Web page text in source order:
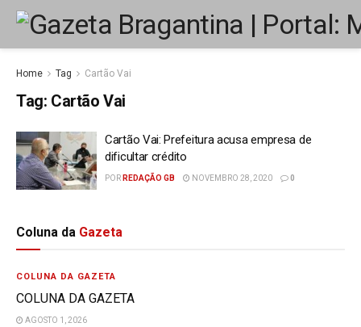
Home Tag Cartão Vai
Tag: Cartão Vai
Cartão Vai: Prefeitura acusa empresa de
dificultar crédito
POR REDAÇÃO GB NOVEMBRO 28, 2020 0
Coluna da Gazeta
COLUNA DA GAZETA
COLUNA DA GAZETA
AGOSTO 1, 2026